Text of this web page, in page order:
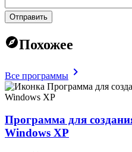
Отправить
Похожее
Все программы
Программа для
Windows XP